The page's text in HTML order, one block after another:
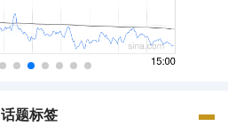
话题标签